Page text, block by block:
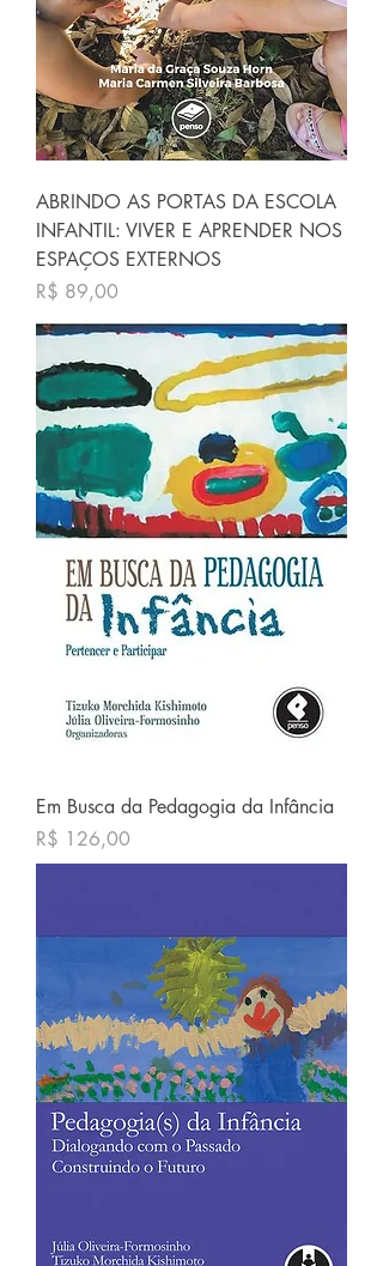
ABRINDO AS PORTAS DA ESCOLA
INFANTIL: VIVER E APRENDER NOS
ESPAÇOS EXTERNOS
Preço
R$ 89,00
Em Busca da Pedagogia da Infância
Preço
R$ 126,00